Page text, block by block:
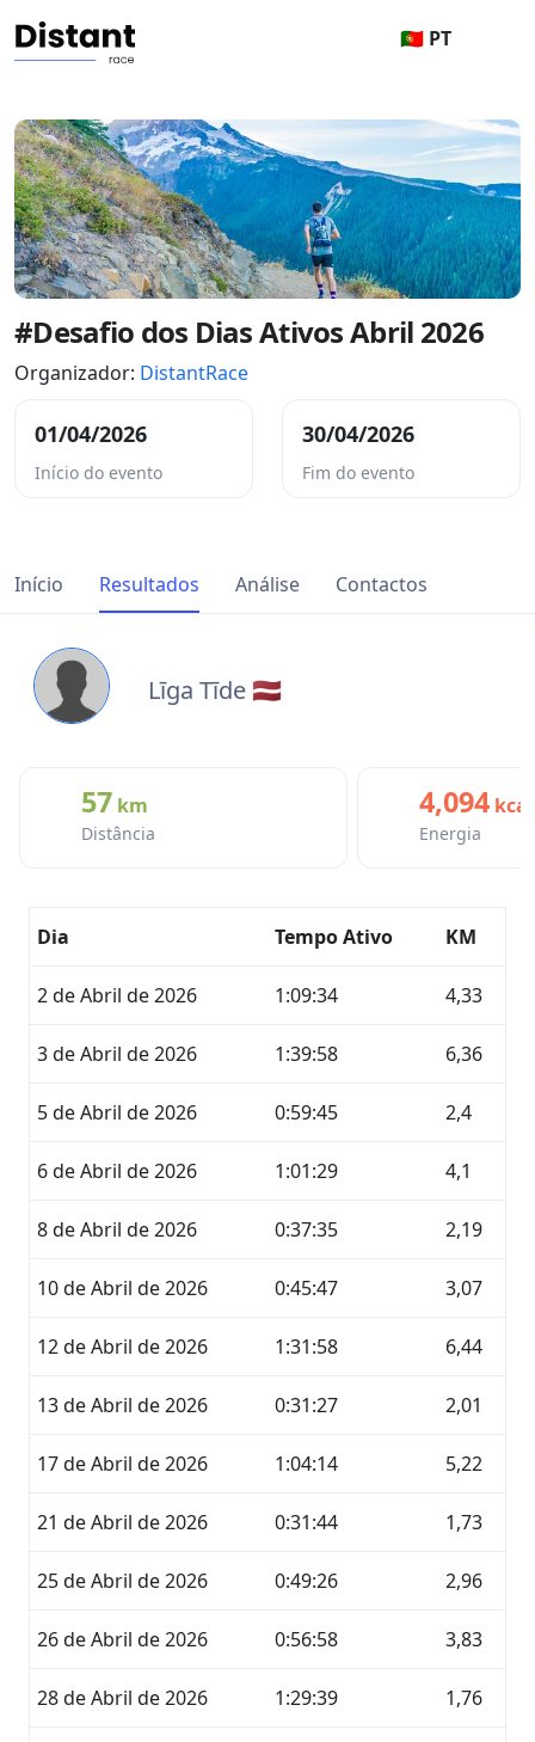
🇵🇹 PT
#Desafio dos Dias Ativos Abril 2026
Organizador: DistantRace
01/04/2026
Início do evento
30/04/2026
Fim do evento
Início Resultados Análise Contactos
Līga Tīde 🇱🇻
57 km
Distância
4,094kcal
Energia
Dia Tempo Ativo KM
2 de Abril de 2026 1:09:34 4,33
3 de Abril de 2026 1:39:58 6,36
5 de Abril de 2026 0:59:45 2,4
6 de Abril de 2026 1:01:29 4,1
8 de Abril de 2026 0:37:35 2,19
10 de Abril de 2026 0:45:47 3,07
12 de Abril de 2026 1:31:58 6,44
13 de Abril de 2026 0:31:27 2,01
17 de Abril de 2026 1:04:14 5,22
21 de Abril de 2026 0:31:44 1,73
25 de Abril de 2026 0:49:26 2,96
26 de Abril de 2026 0:56:58 3,83
28 de Abril de 2026 1:29:39 1,76